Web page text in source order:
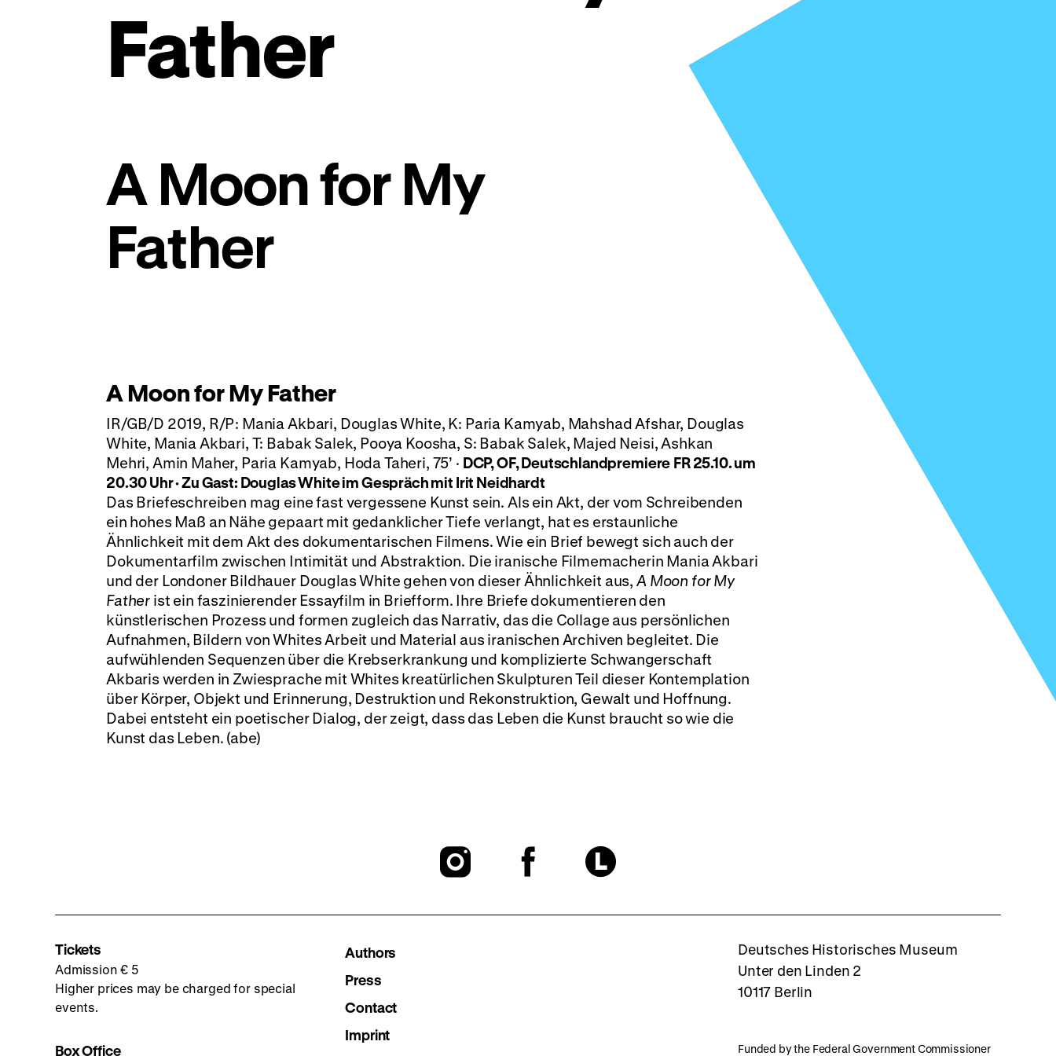
Father
A Moon for My
Father
A Moon for My Father
IR/GB/D 2019, R/P: Mania Akbari, Douglas White, K: Paria Kamyab, Mahshad Afshar, Douglas
White, Mania Akbari, T: Babak Salek, Pooya Koosha, S: Babak Salek, Majed Neisi, Ashkan
Mehri, Amin Maher, Paria Kamyab, Hoda Taheri, 75’ · DCP, OF, Deutschlandpremiere FR 25.10. um
20.30 Uhr·Zu Gast: Douglas White im Gespräch mit Irit Neidhardt
Das Briefeschreiben mag eine fast vergessene Kunst sein. Als ein Akt, der vom Schreibenden
ein hohes Maß an Nähe gepaart mit gedanklicher Tiefe verlangt, hat es erstaunliche
Ähnlichkeit mit dem Akt des dokumentarischen Filmens. Wie ein Brief bewegt sich auch der
Dokumentarfilm zwischen Intimität und Abstraktion. Die iranische Filmemacherin Mania Akbari
und der Londoner Bildhauer Douglas White gehen von dieser Ähnlichkeit aus,A Moon for My
Father ist ein faszinierender Essayfilm in Briefform. Ihre Briefe dokumentieren den
künstlerischen Prozess und formen zugleich das Narrativ, das die Collage aus persönlichen
Aufnahmen, Bildern von Whites Arbeit und Material aus iranischen Archiven begleitet. Die
aufwühlenden Sequenzen über die Krebserkrankung und komplizierte Schwangerschaft
Akbaris werden in Zwiesprache mit Whites kreatürlichen Skulpturen Teil dieser Kontemplation
über Körper, Objekt und Erinnerung, Destruktion und Rekonstruktion, Gewalt und Hoffnung.
Dabei entsteht ein poetischer Dialog, der zeigt, dass das Leben die Kunst braucht so wie die
Kunst das Leben. (abe)
To
To
To
Letterboxd
Tickets
Admission € 5
Higher prices may be charged for special
events.
Box Office
Authors
Press
Contact
Imprint
Deutsches Historisches Museum
Unter den Linden 2
10117 Berlin
Funded by the Federal Government Commissioner